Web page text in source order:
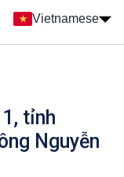
Vietnamese
tỉnh
Nguyễn